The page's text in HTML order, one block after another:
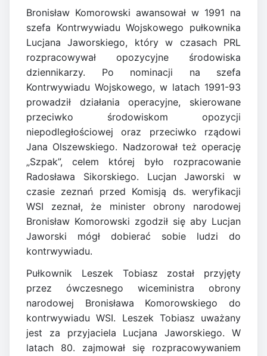
Bronisław Komorowski awansował w 1991 na
szefa Kontrwywiadu Wojskowego pułkownika
Lucjana Jaworskiego, który w czasach PRL
rozpracowywał opozycyjne środowiska
dziennikarzy. Po nominacji na szefa
Kontrwywiadu Wojskowego, w latach 1991-93
prowadził działania operacyjne, skierowane
przeciwko środowiskom opozycji
niepodległościowej oraz przeciwko rządowi
Jana Olszewskiego. Nadzorował też operację
„Szpak”, celem której było rozpracowanie
Radosława Sikorskiego. Lucjan Jaworski w
czasie zeznań przed Komisją ds. weryfikacji
WSI zeznał, że minister obrony narodowej
Bronisław Komorowski zgodził się aby Lucjan
Jaworski mógł dobierać sobie ludzi do
kontrwywiadu.
Pułkownik Leszek Tobiasz został przyjęty
przez ówczesnego wiceministra obrony
narodowej Bronisława Komorowskiego do
kontrwywiadu WSI. Leszek Tobiasz uważany
jest za przyjaciela Lucjana Jaworskiego. W
latach 80. zajmował się rozpracowywaniem